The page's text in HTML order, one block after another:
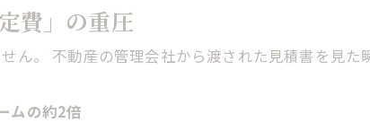
費」の重圧
ん。 不動産の管理会社から渡された見積書を見た
ムの約2倍